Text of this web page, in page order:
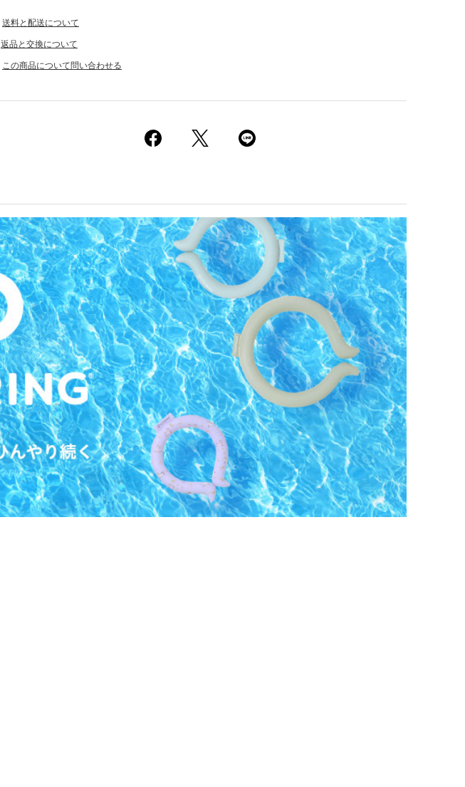
送料と配送について
返品と交換について
この商品について問い合わせる